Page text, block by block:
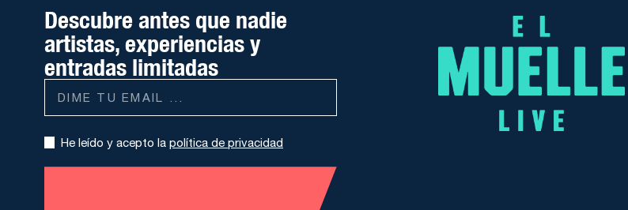
Descubre antes que nadie
artistas, experiencias y
entradas limitadas
He leído y acepto la política de privacidad